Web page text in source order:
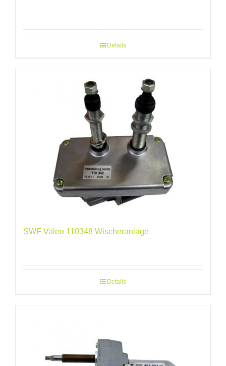
Details
SWF Valeo 110348 Wischeranlage
Details